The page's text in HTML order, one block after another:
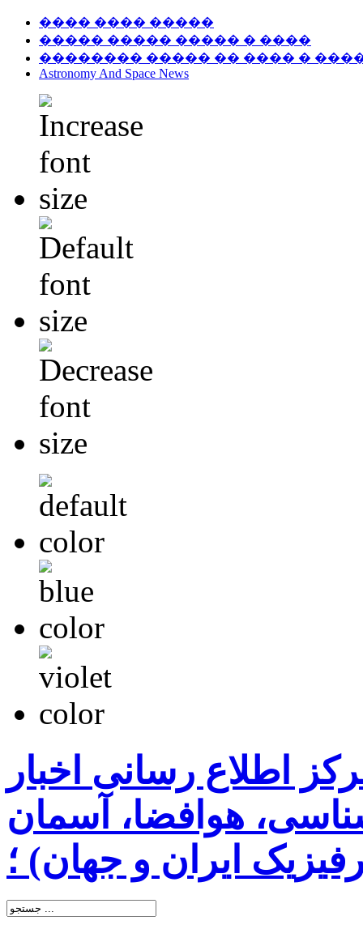
���� ���� �����
����� ����� ����� � ����
�������� ����� �� ���� �
Astronomy And Space News
اطلاع رسانی اخبار
هوافضا، آسمان
ایران و جهان) ؛